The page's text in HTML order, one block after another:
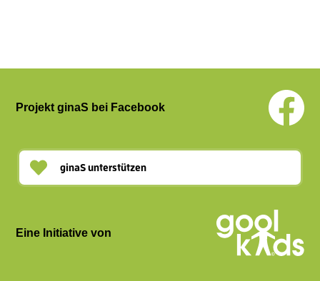
Projekt ginaS bei Facebook
ginaS unterstützen
Eine Initiative von